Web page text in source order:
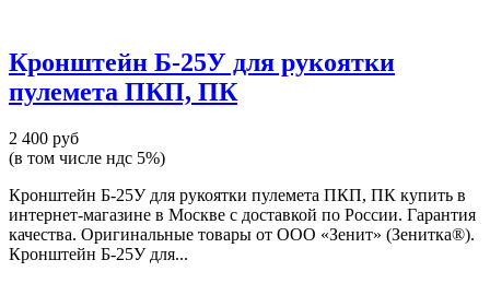
Кронштейн Б-25У для рукоятки
пулемета ПКП, ПК
2 400 руб
(в том числе ндс 5%)
Кронштейн Б-25У для рукоятки пулемета ПКП, ПК купить в
интернет-магазине в Москве с доставкой по России. Гарантия
качества. Оригинальные товары от ООО «Зенит» (Зенитка®).
Кронштейн Б-25У для...